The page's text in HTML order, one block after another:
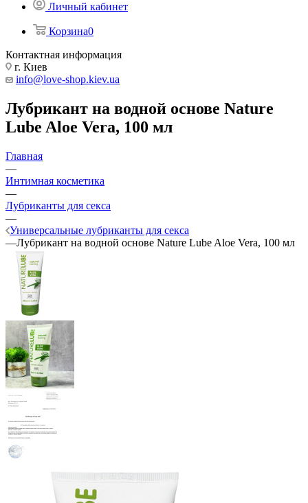
Личный кабинет
Корзина0
Контактная информация
г. Киев
info@love-shop.kiev.ua
Лубрикант на водной основе Nature
Lube Aloe Vera, 100 мл
Главная
—
Интимная косметика
—
Лубриканты для секса
—
Универсальные лубриканты для секса
—Лубрикант на водной основе Nature Lube Aloe Vera, 100 мл